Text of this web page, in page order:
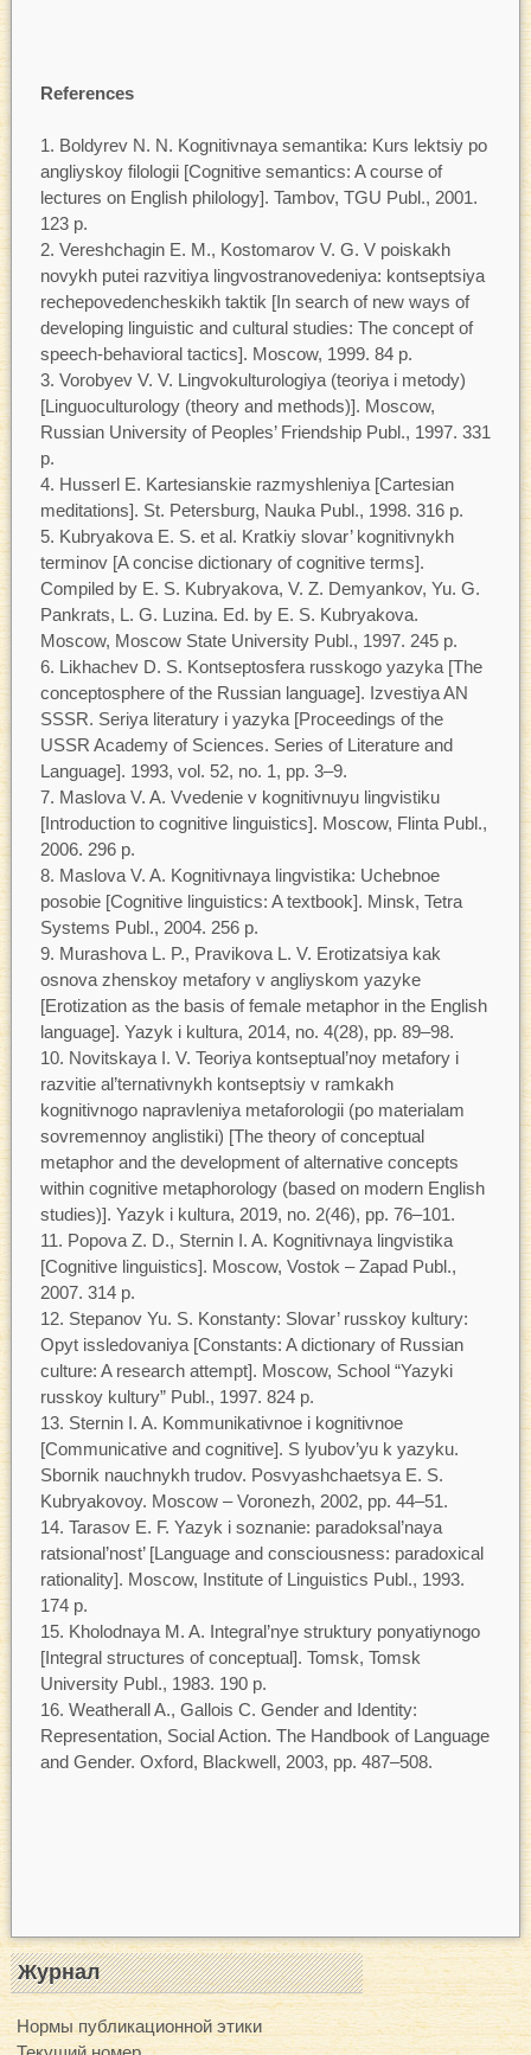
References
Boldyrev N. N. Kognitivnaya semantika: Kurs lektsiy po
angliyskoy filologii [Cognitive semantics: A course of
lectures on English philology]. Tambov, TGU Publ., 2001.
123 p.
Vereshchagin E. M., Kostomarov V. G. V poiskakh
novykh putei razvitiya lingvostranovedeniya: kontseptsiya
rechepovedencheskikh taktik [In search of new ways of
developing linguistic and cultural studies: The concept of
speech-behavioral tactics]. Moscow, 1999. 84 p.
Vorobyev V. V. Lingvokulturologiya (teoriya i metody)
[Linguoculturology (theory and methods)]. Moscow,
Russian University of Peoples’ Friendship Publ., 1997. 331
p.
Husserl E. Kartesianskie razmyshleniya [Cartesian
meditations]. St. Petersburg, Nauka Publ., 1998. 316 p.
Kubryakova E. S. et al. Kratkiy slovar’ kognitivnykh
terminov [A concise dictionary of cognitive terms].
Compiled by E. S. Kubryakova, V. Z. Demyankov, Yu. G.
Pankrats, L. G. Luzina. Ed. by E. S. Kubryakova.
Moscow, Moscow State University Publ., 1997. 245 p.
Likhachev D. S. Kontseptosfera russkogo yazyka [The
conceptosphere of the Russian language]. Izvestiya AN
SSSR. Seriya literatury i yazyka [Proceedings of the
USSR Academy of Sciences. Series of Literature and
Language]. 1993, vol. 52, no. 1, pp. 3–9.
Maslova V. A. Vvedenie v kognitivnuyu lingvistiku
[Introduction to cognitive linguistics]. Moscow, Flinta Publ.,
2006. 296 p.
Maslova V. A. Kognitivnaya lingvistika: Uchebnoe
posobie [Cognitive linguistics: A textbook]. Minsk, Tetra
Systems Publ., 2004. 256 p.
Murashova L. P., Pravikova L. V. Erotizatsiya kak
osnova zhenskoy metafory v angliyskom yazyke
[Erotization as the basis of female metaphor in the English
language]. Yazyk i kultura, 2014, no. 4(28), pp. 89–98.
Novitskaya I. V. Teoriya kontseptual’noy metafory i
razvitie al’ternativnykh kontseptsiy v ramkakh
kognitivnogo napravleniya metaforologii (po materialam
sovremennoy anglistiki) [The theory of conceptual
metaphor and the development of alternative concepts
within cognitive metaphorology (based on modern English
studies)]. Yazyk i kultura, 2019, no. 2(46), pp. 76–101.
Popova Z. D., Sternin I. A. Kognitivnaya lingvistika
[Cognitive linguistics]. Moscow, Vostok – Zapad Publ.,
2007. 314 p.
Stepanov Yu. S. Konstanty: Slovar’ russkoy kultury:
Opyt issledovaniya [Constants: A dictionary of Russian
culture: A research attempt]. Moscow, School “Yazyki
russkoy kultury” Publ., 1997. 824 p.
Sternin I. A. Kommunikativnoe i kognitivnoe
[Communicative and cognitive]. S lyubov’yu k yazyku.
Sbornik nauchnykh trudov. Posvyashchaetsya E. S.
Kubryakovoy. Moscow – Voronezh, 2002, pp. 44–51.
Tarasov E. F. Yazyk i soznanie: paradoksal’naya
ratsional’nost’ [Language and consciousness: paradoxical
rationality]. Moscow, Institute of Linguistics Publ., 1993.
174 p.
Kholodnaya M. A. Integral’nye struktury ponyatiynogo
[Integral structures of conceptual]. Tomsk, Tomsk
University Publ., 1983. 190 p.
Weatherall A., Gallois C. Gender and Identity:
Representation, Social Action. The Handbook of Language
and Gender. Oxford, Blackwell, 2003, pp. 487–508.
Журнал
Нормы публикационной этики